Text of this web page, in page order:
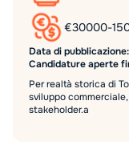
€30000-
Data di pubblicazione:
Candidature aperte
Per realtà storica di
sviluppo
stakeholder.a